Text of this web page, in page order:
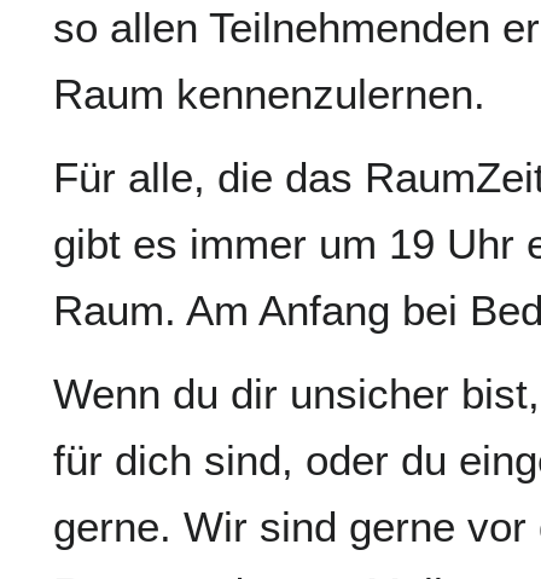
so allen Teilnehmenden
Raum kennenzulernen.
Für alle, die das
gibt es immer um 19 Uhr
Raum. Am Anfang bei
Wenn du dir unsicher
für dich sind, oder du
gerne. Wir sind gerne